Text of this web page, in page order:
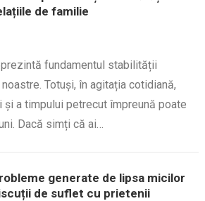
de familie
fundamentul stabilității
Totuși, în agitația cotidiană,
și a timpului petrecut împreună poate
Dacă simți că ai…
generate de lipsa micilor
de suflet cu prietenii